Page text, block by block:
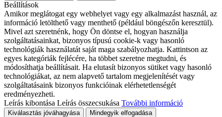
Beállítások
Amikor meglátogat egy webhelyet vagy egy alkalmazást használ, az
információ letölthető vagy menthető (például böngészőn keresztül).
Mivel azt szeretnénk, hogy Ön döntse el, hogyan használja
szolgáltatásainkat, bizonyos típusú cookie-k vagy hasonló
technológiák használatát saját maga szabályozhatja. Kattintson az
egyes kategóriák fejlécére, ha többet szeretne megtudni, és
módosíthatja beállításait. Ha elutasít bizonyos sütiket vagy hasonló
technológiákat, az nem alapvető tartalom megjelenítését vagy
szolgáltatásaink bizonyos funkcióinak elérhetetlenségét
eredményezheti.
Leírás kibontása Leírás összecsukása További információ
Kiválasztás jóváhagyása
Mindegyik elfogadása